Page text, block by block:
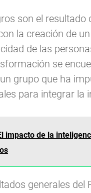
son el
la creación de
de las
se
grupo que ha
para integrar la
impacto de la
generales